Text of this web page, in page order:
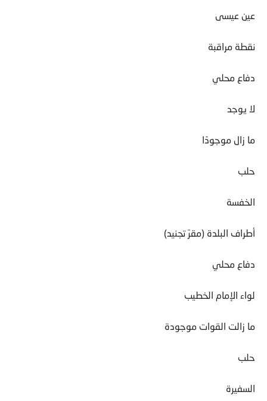
عين عيسى
نقطة مراقبة
دفاع محلي
لا يوجد
ما زال موجودًا
حلب
الخفسة
أطراف البلدة (مقرّ تجنيد)
دفاع محلي
لواء الإمام الخطيب
ما زالت القوات موجودة
حلب
السفيرة